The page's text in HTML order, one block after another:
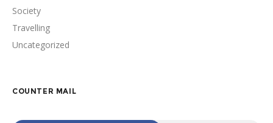
Society
Travelling
Uncategorized
COUNTER MAIL